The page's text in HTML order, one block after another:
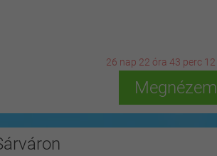
26 nap 22 óra 43 perc 10
Megnézem